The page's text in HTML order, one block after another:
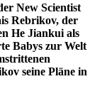
New Scientist
Rebrikov, der
He Jiankui als
Babys zur Welt
seine Pläne in